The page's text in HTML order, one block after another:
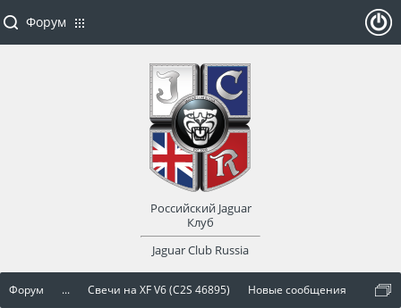
Форум ... Свечи на XF V6 (C2S 46895) Новые сообщения
Форум
Российский Jaguar
Клуб
Jaguar Club Russia
оват